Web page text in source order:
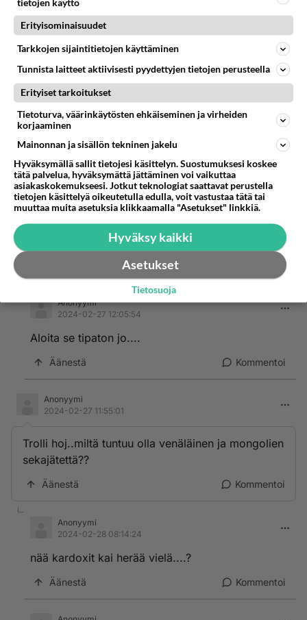
Anonyymi
Muistakaa myös että rajan toisella puolella on
Puten lätti ja mongolien sekajätettä ja tällä puolen
Euroopalaisia ja EU ja Eurooppa ja Nato. Puten
lätissä ne arvostelle sitä ja ovat vihaisia,että rajat
on kiinni. No EU jäte ja hygienia laitoin kieltää
jätteiden tulon alueelle. Samoin ku venäläinen
haisee ja on likanen. Hygieniakin ...Ku niillä ei
pesukoneita ja WC PYTTYJÄ ja wc paperia. Ei oo
lämmintä vettä ja kylmissään.. venäläinen hehe
hehe venäläinen on haisee
Anonyymi
2024-02-27 12:05:54
Aloita se tipaton jo....
Äänestä Kommentoi
Anonyymi
2024-02-27 11:55:01
Trolli hoj..miltä tuntuu olla venäläinen ja mongolien
sekajätettä??
Äänestä Kommentoi
Anonyymi
2024-02-28 08:14:24
nää kardoxit kai herää vielä....?
Äänestä Kommentoi
tietojen käyttö
Erityisominaisuudet
Tarkkojen sijaintitietojen käyttäminen
Tunnista laitteet aktiivisesti pyydettyjen tietojen perusteella
Erityiset tarkoitukset
Tietoturva, väärinkäytösten ehkäiseminen ja virheiden
korjaaminen
Mainonnan ja sisällön tekninen jakelu
Hyväksymällä sallit tietojesi käsittelyn. Suostumuksesi koskee
tätä palvelua, hyväksymättä jättäminen voi vaikuttaa
asiakaskokemukseesi. Jotkut teknologiat saattavat perustella
tietojen käsittelyä oikeutetulla edulla, voit vastustaa tätä tai
muuttaa muita asetuksia klikkaamalla "Asetukset" linkkiä.
Hyväksy kaikki
Asetukset
Tietosuoja